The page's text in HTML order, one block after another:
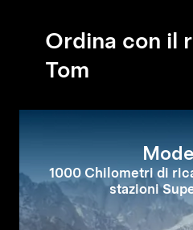
Ordina con il
Tom
1000 Chilometri di
stazioni